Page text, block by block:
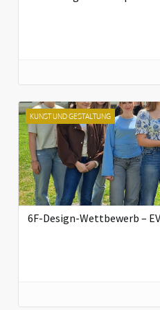
KUNST UND GESTALTUNG
6F-Design-Wettbewerb –